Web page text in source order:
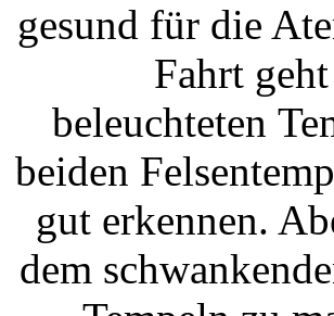
gesund für die
Fahrt
beleuchteten
beiden
gut erkennen.
dem